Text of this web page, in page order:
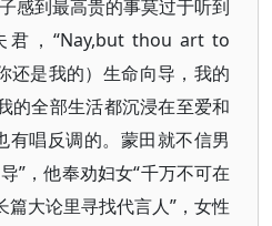
感到最高贵的事莫过于听到
君，“Nay,but thou art to
还是我的）生命向导，我的
的全部生活都沉浸在至爱和
有唱反调的。蒙田就不信男
”，他奉劝妇女“千万不可在
大论里寻找代言人”，女性